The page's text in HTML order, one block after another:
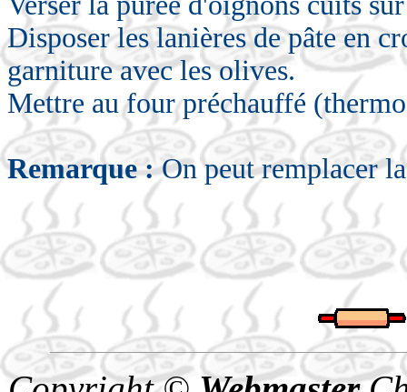
Disposer les lanières de pâte en
garniture avec les olives.
Mettre au four préchauffé
Remarque :On peut remplacer